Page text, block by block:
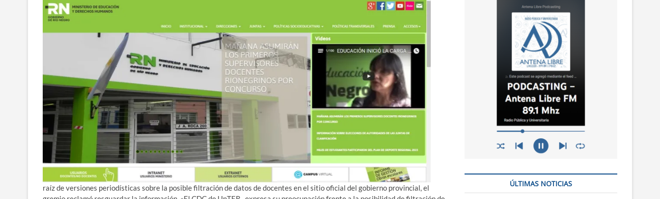
raíz de versiones periodísticas sobre la posible filtración de datos de docentes en el sitio oficial del gobierno provincial, el
ÚLTIMAS NOTICIAS